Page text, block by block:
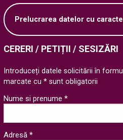
Prelucrarea datelor cu
CERERI / PETIȚII / SESIZĂRI
Introduceți datele solicitării în
marcate cu * sunt obligatorii
Nume si prenume *
Adresă *